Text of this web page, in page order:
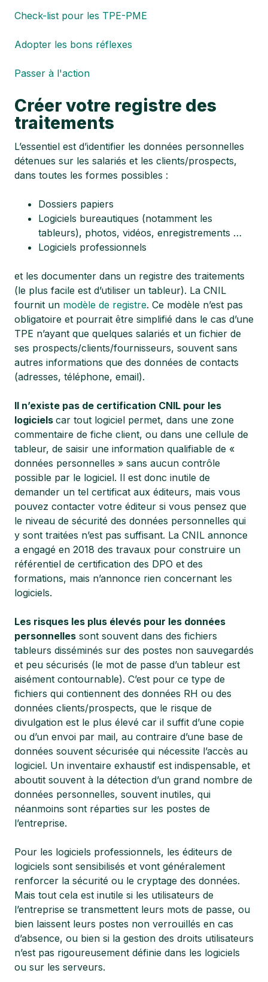
Check-list pour les TPE-PME
Adopter les bons réflexes
Passer à l'action
Créer votre registre des
traitements
L’essentiel est d’identifier les données personnelles
détenues sur les salariés et les clients/prospects,
dans toutes les formes possibles :
Dossiers papiers
Logiciels bureautiques (notamment les
tableurs), photos, vidéos, enregistrements …
Logiciels professionnels
et les documenter dans un registre des traitements
(le plus facile est d’utiliser un tableur). La CNIL
fournit un modèle de registre. Ce modèle n’est pas
obligatoire et pourrait être simplifié dans le cas d’une
TPE n’ayant que quelques salariés et un fichier de
ses prospects/clients/fournisseurs, souvent sans
autres informations que des données de contacts
(adresses, téléphone, email).
Il n’existe pas de certification CNIL pour les
logiciels car tout logiciel permet, dans une zone
commentaire de fiche client, ou dans une cellule de
tableur, de saisir une information qualifiable de «
données personnelles » sans aucun contrôle
possible par le logiciel. Il est donc inutile de
demander un tel certificat aux éditeurs, mais vous
pouvez contacter votre éditeur si vous pensez que
le niveau de sécurité des données personnelles qui
y sont traitées n’est pas suffisant. La CNIL annonce
a engagé en 2018 des travaux pour construire un
référentiel de certification des DPO et des
formations, mais n’annonce rien concernant les
logiciels.
Les risques les plus élevés pour les données
personnelles sont souvent dans des fichiers
tableurs disséminés sur des postes non sauvegardés
et peu sécurisés (le mot de passe d’un tableur est
aisément contournable). C’est pour ce type de
fichiers qui contiennent des données RH ou des
données clients/prospects, que le risque de
divulgation est le plus élevé car il suffit d’une copie
ou d’un envoi par mail, au contraire d’une base de
données souvent sécurisée qui nécessite l’accès au
logiciel. Un inventaire exhaustif est indispensable, et
aboutit souvent à la détection d’un grand nombre de
données personnelles, souvent inutiles, qui
néanmoins sont réparties sur les postes de
l’entreprise.
Pour les logiciels professionnels, les éditeurs de
logiciels sont sensibilisés et vont généralement
renforcer la sécurité ou le cryptage des données.
Mais tout cela est inutile si les utilisateurs de
l’entreprise se transmettent leurs mots de passe, ou
bien laissent leurs postes non verrouillés en cas
d’absence, ou bien si la gestion des droits utilisateurs
n’est pas rigoureusement définie dans les logiciels
ou sur les serveurs.